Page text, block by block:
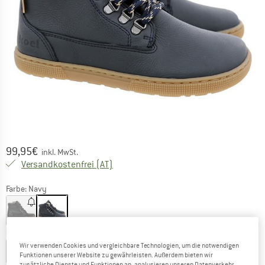
Preis:
99,95€ inkl. MwSt.
Versandkostenfrei (AT)
Farbe: Navy
EU28 EU29 EU30 EU31 EU32
Wir verwenden Cookies und vergleichbare Technologien, um die notwendigen
Funktionen unserer Website zu gewährleisten. Außerdem bieten wir